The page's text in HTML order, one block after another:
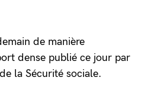
de manière
dense publié ce jour par
la Sécurité sociale.